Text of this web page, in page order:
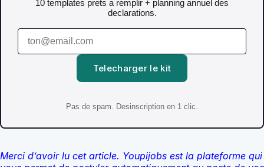
10 templates prets a remplir + planning annuel des
declarations.
Telecharger le kit
Pas de spam. Desinscription en 1 clic.
Merci d’avoir lu cet article. Youpijobs est la plateforme qui